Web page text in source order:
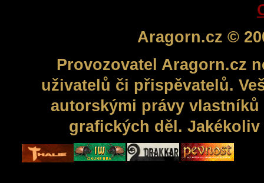
Aragorn.cz ©
Provozovatel Aragorn.cz
uživatelů či přispěvatelů.
autorskými právy
grafických děl.